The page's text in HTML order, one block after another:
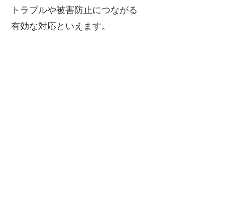
トラブルや被害防止につながる
有効な対応といえます。